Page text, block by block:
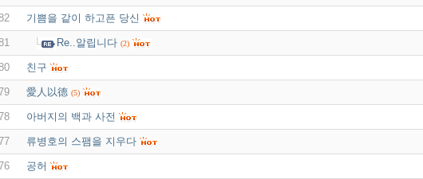
기쁨을 같이 하고픈 당신
Re..알립니다 (2)
친구
愛人以德 (5)
아버지의 백과 사전
류병호의 스팸을 지우다
공허